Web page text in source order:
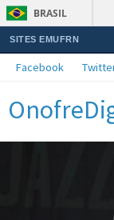
BRASIL
SITES EMUFRN
Facebook